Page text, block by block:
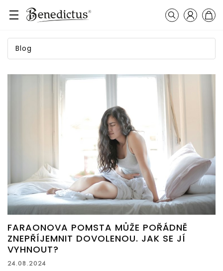
Vyhledávání
Přihlášení
Košík
Blog
FARAONOVA POMSTA MŮŽE POŘÁDNĚ
ZNEPŘÍJEMNIT DOVOLENOU. JAK SE JÍ
VYHNOUT?
24.08.2024